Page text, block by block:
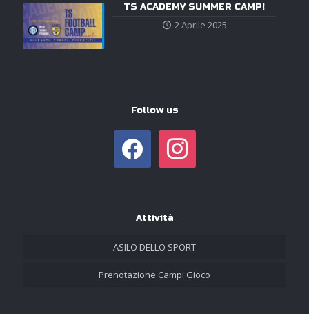
TS ACADEMY SUMMER CAMP!
2 Aprile 2025
Follow us
facebook instagram
Attività
ASILO DELLO SPORT
Prenotazione Campi Gioco